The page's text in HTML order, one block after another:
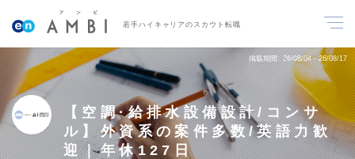
若手ハイキャリアのスカウト転職
掲載期間 26/08/04～26/08/17
【空調·給排水設備設計/コンサ
ル】外資系の案件多数/英語力歓
迎｜年休127日